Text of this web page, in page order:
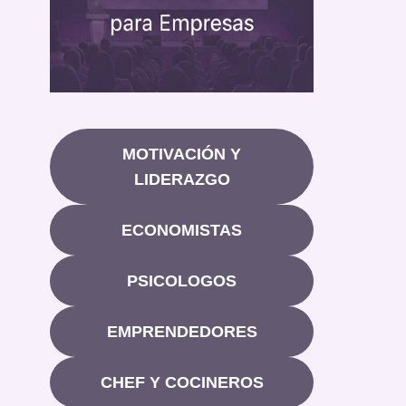
MOTIVACIÓN Y
LIDERAZGO
ECONOMISTAS
PSICOLOGOS
EMPRENDEDORES
CHEF Y COCINEROS